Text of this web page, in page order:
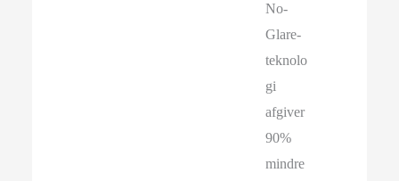
No-
Glare-
teknolo
gi
afgiver
90%
mindre